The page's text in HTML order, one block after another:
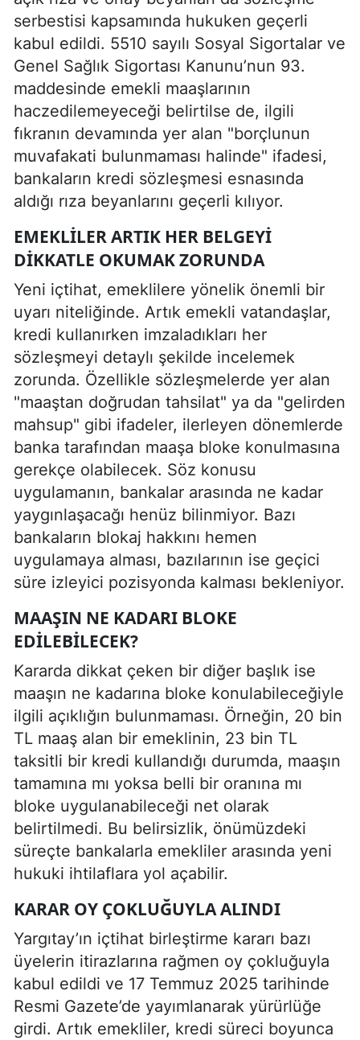
serbestisi kapsamında hukuken geçerli
kabul edildi. 5510 sayılı Sosyal Sigortalar ve
Genel Sağlık Sigortası Kanunu’nun 93.
maddesinde emekli maaşlarının
haczedilemeyeceği belirtilse de, ilgili
fıkranın devamında yer alan "borçlunun
muvafakati bulunmaması halinde" ifadesi,
bankaların kredi sözleşmesi esnasında
aldığı rıza beyanlarını geçerli kılıyor.
EMEKLILER ARTIK HER BELGEYI
DIKKATLE OKUMAK ZORUNDA
Yeni içtihat, emeklilere yönelik önemli bir
uyarı niteliğinde. Artık emekli vatandaşlar,
kredi kullanırken imzaladıkları her
sözleşmeyi detaylı şekilde incelemek
zorunda. Özellikle sözleşmelerde yer alan
"maaştan doğrudan tahsilat" ya da "gelirden
mahsup" gibi ifadeler, ilerleyen dönemlerde
banka tarafından maaşa bloke konulmasına
gerekçe olabilecek. Söz konusu
uygulamanın, bankalar arasında ne kadar
yaygınlaşacağı henüz bilinmiyor. Bazı
bankaların blokaj hakkını hemen
uygulamaya alması, bazılarının ise geçici
süre izleyici pozisyonda kalması bekleniyor.
MAAŞIN NE KADARI BLOKE
EDILEBILECEK?
Kararda dikkat çeken bir diğer başlık ise
maaşın ne kadarına bloke konulabileceğiyle
ilgili açıklığın bulunmaması. Örneğin, 20 bin
TL maaş alan bir emeklinin, 23 bin TL
taksitli bir kredi kullandığı durumda, maaşın
tamamına mı yoksa belli bir oranına mı
bloke uygulanabileceği net olarak
belirtilmedi. Bu belirsizlik, önümüzdeki
süreçte bankalarla emekliler arasında yeni
hukuki ihtilaflara yol açabilir.
KARAR OY ÇOKLUĞUYLA ALINDI
Yargıtay’ın içtihat birleştirme kararı bazı
üyelerin itirazlarına rağmen oy çokluğuyla
kabul edildi ve 17 Temmuz 2025 tarihinde
Resmi Gazete’de yayımlanarak yürürlüğe
girdi. Artık emekliler, kredi süreci boyunca